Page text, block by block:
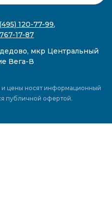
120-77-99,
17-87
мкр Центральный
Вега-В
цены носят информационный
публичной офертой.